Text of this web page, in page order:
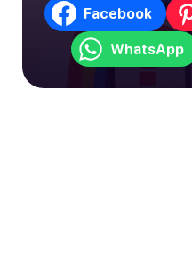
Facebook
WhatsApp